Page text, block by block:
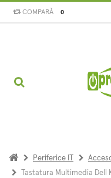
COMPARĂ 0
Periferice IT
Tastatura Multimedia Dell